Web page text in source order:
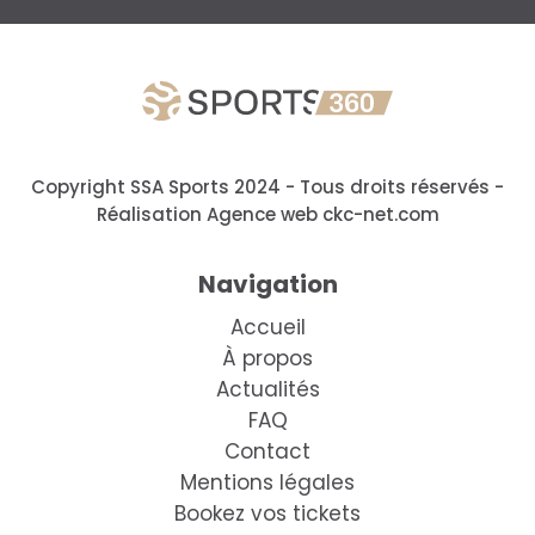
Copyright SSA Sports 2024 - Tous droits réservés -
Réalisation Agence web ckc-net.com
Navigation
Accueil
À propos
Actualités
FAQ
Contact
Mentions légales
Bookez vos tickets